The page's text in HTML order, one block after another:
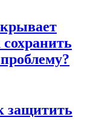
защитить